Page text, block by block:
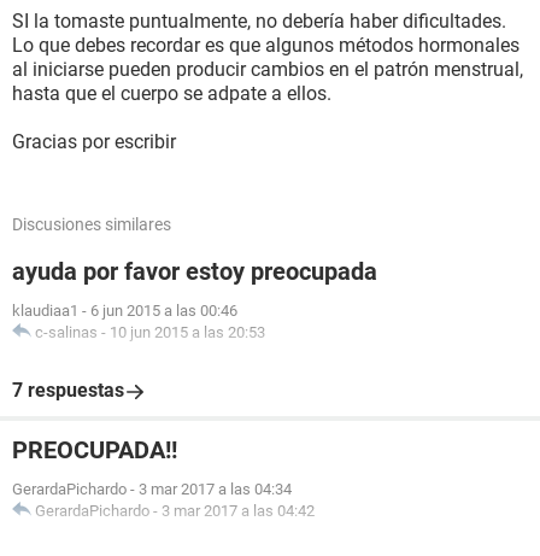
SI la tomaste puntualmente, no debería haber dificultades.
Lo que debes recordar es que algunos métodos hormonales
al iniciarse pueden producir cambios en el patrón menstrual,
hasta que el cuerpo se adpate a ellos.
Gracias por escribir
Discusiones similares
ayuda por favor estoy preocupada
klaudiaa1 - 6 jun 2015 a las 00:46
c-salinas - 10 jun 2015 a las 20:53
7 respuestas
PREOCUPADA!!
GerardaPichardo - 3 mar 2017 a las 04:34
GerardaPichardo - 3 mar 2017 a las 04:42